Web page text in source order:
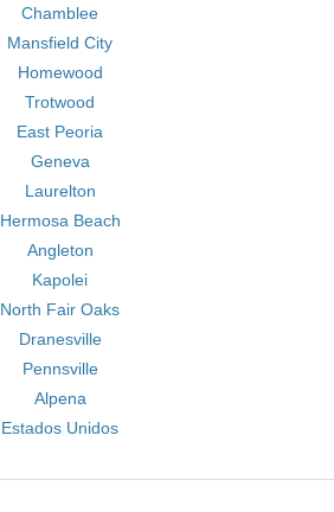
Chamblee
Mansfield City
Homewood
Trotwood
East Peoria
Geneva
Laurelton
Hermosa Beach
Angleton
Kapolei
North Fair Oaks
Dranesville
Pennsville
Alpena
Estados Unidos